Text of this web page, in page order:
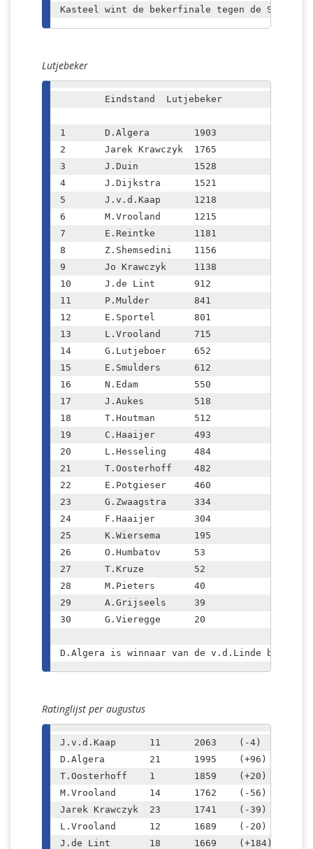
Kasteel wint de bekerfinale tegen de
Lutjebeker
1	D.Algera	1903
2	Jarek Krawczyk	1765
3	J.Duin		1528
4	J.Dijkstra	1521
5	J.v.d.Kaap	1218
6	M.Vrooland	1215
7	E.Reintke	1181
8	Z.Shemsedini	1156
9	Jo Krawczyk	1138
10	J.de Lint	912
11	P.Mulder	841
12	E.Sportel	801
13	L.Vrooland	715
14	G.Lutjeboer	652
15	E.Smulders	612
16	N.Edam		550
17	J.Aukes		518
18	T.Houtman	512
19	C.Haaijer	493
20	L.Hesseling	484
21	T.Oosterhoff	482
22	E.Potgieser	460
23	G.Zwaagstra	334
24	F.Haaijer	304
25	K.Wiersema	195
26	O.Humbatov	53
27	T.Kruze		52
28	M.Pieters	40
29	A.Grijseels	39
30	G.Vieregge	20
D.Algera is winnaar van de v.d.Linde beker,
Ratinglijst per augustus
J.v.d.Kaap	11	2063	(-4)
D.Algera	21	1995	(+96)
T.Oosterhoff	1	1859	(+20)
M.Vrooland	14	1762	(-56)
Jarek Krawczyk	23	1741	(-39)
L.Vrooland	12	1689	(-20)
J.de Lint	18	1669	(+184)